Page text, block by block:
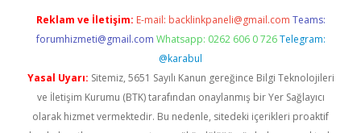
Reklam ve İletişim: E-mail: backlinkpaneli@gmail.com Teams:
forumhizmeti@gmail.com Whatsapp: 0262 606 0 726 Telegram:
@karabul
Yasal Uyarı: Sitemiz, 5651 Sayılı Kanun gereğince Bilgi Teknolojileri
ve İletişim Kurumu (BTK) tarafından onaylanmış bir Yer Sağlayıcı
olarak hizmet vermektedir. Bu nedenle, sitedeki içerikleri proaktif